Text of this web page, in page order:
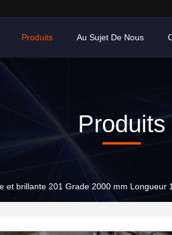
Produits Au Sujet De Nous
Produits
et brillante 201 Grade 2000 mm